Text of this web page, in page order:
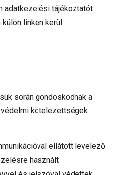
adatkezelési tájékoztatót
külön linken kerül
során gondoskodnak a
kötelezettségek
ellátott levelező
használt